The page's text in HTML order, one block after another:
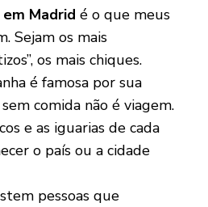
Madrid é o que meus
Sejam os mais
os mais chiques.
é famosa por sua
comida não é viagem.
e as iguarias de cada
o país ou a cidade
pessoas que